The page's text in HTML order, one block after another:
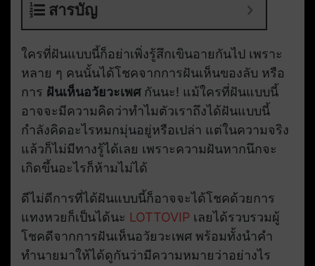
สารบัญ
ใครที่ฝันแบบนี้ก็อย่าเพิ่งรู้สึกเขินอายกันไป เพราะ
หลาย ๆ คนนั้นได้โชคจากการฝันเห็นของลับ หรือ
การ ฝันเห็นอวัยวะเพศกันนะ! แม้ใครที่ฝันแบบนี้
อาจจะมีความคิดว่าทำไมตัวเราถึงได้ฝันแบบนี้
กำลังคิดอะไรหมกมุ่นอยู่หรือเปล่า แต่ในความจริง
แล้วก็ไม่มีทางรู้ได้เลย เพราะความฝันหากนึกจะ
เกิดขึ้นอะไรก็ห้ามไม่ได้
ดีไม่ดีการที่ได้ฝันแบบนี้ก็อาจจะได้โชคด้วยการ
แทงหวยก็เป็นได้นะ LOTTOVIP เลยได้รวบรวมผู้
โชคดีจากการฝันเห็นอวัยวะเพศ พร้อมทั้งนำคำ
ทำนายมาให้ได้ดูกันว่ามีความหมายว่าอย่างไร